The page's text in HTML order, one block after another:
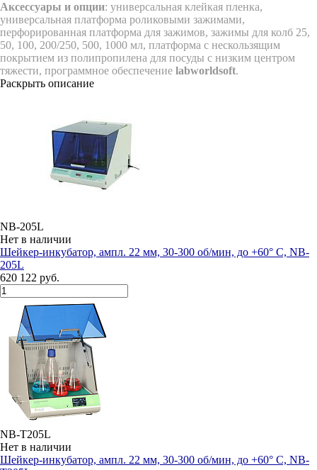
Аксессуары и опции: универсальная клейкая пленка,
универсальная платформа роликовыми зажимами,
перфорированная платформа для зажимов, зажимы для колб 25,
50, 100, 200/250, 500, 1000 мл, платформа с нескользящим
покрытием из полипропилена для посуды с низким центром
тяжести, программное обеспечение labworldsoft.
Раскрыть описание
NB-205L
Нет в наличии
Шейкер-инкубатор, ампл. 22 мм, 30-300 об/мин, до +60° С, NB-
205L
620 122 руб.
NB-T205L
Нет в наличии
Шейкер-инкубатор, ампл. 22 мм, 30-300 об/мин, до +60° С, NB-